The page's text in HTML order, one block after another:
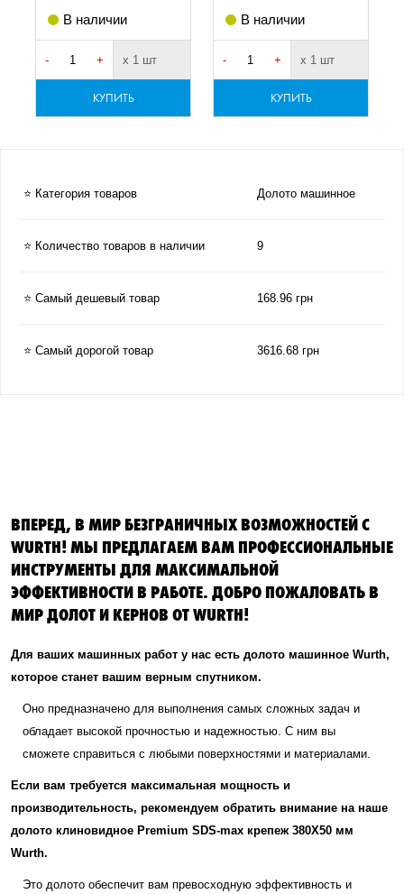
В наличии
- + х 1 шт
КУПИТЬ
В наличии
- + х 1 шт
КУПИТЬ
⭐ Категория товаров Долото машинное
⭐ Количество товаров в наличии 9
⭐ Самый дешевый товар 168.96 грн
⭐ Самый дорогой товар 3616.68 грн
ВПЕРЕД, В МИР БЕЗГРАНИЧНЫХ ВОЗМОЖНОСТЕЙ С
WURTH! МЫ ПРЕДЛАГАЕМ ВАМ ПРОФЕССИОНАЛЬНЫЕ
ИНСТРУМЕНТЫ ДЛЯ МАКСИМАЛЬНОЙ
ЭФФЕКТИВНОСТИ В РАБОТЕ. ДОБРО ПОЖАЛОВАТЬ В
МИР ДОЛОТ И КЕРНОВ ОТ WURTH!
Для ваших машинных работ у нас есть долото машинное Wurth,
которое станет вашим верным спутником.
Оно предназначено для выполнения самых сложных задач и
обладает высокой прочностью и надежностью. С ним вы
сможете справиться с любыми поверхностями и материалами.
Если вам требуется максимальная мощность и
производительность, рекомендуем обратить внимание на наше
долото клиновидное Premium SDS-max крепеж 380X50 мм
Wurth.
Это долото обеспечит вам превосходную эффективность и